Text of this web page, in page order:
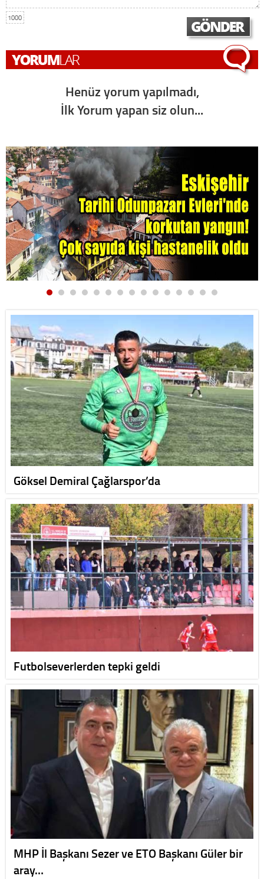
1000
Henüz yorum yapılmadı,
İlk Yorum yapan siz olun...
Göksel Demiral Çağlarspor’da
Futbolseverlerden tepki geldi
MHP İl Başkanı Sezer ve ETO Başkanı Güler bir
aray…